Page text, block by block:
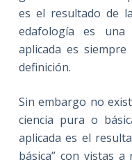
es el resultado de
edafología es una
aplicada es
definición.
Sin embargo no
ciencia pura o
aplicada es el
básica” con vistas